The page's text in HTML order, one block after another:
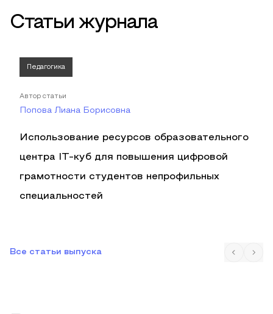
Статьи журнала
Педагогика
Автор статьи
Попова Лиана Борисовна
Использование ресурсов образовательного
центра IT-куб для повышения цифровой
грамотности студентов непрофильных
специальностей
Все статьи выпуска